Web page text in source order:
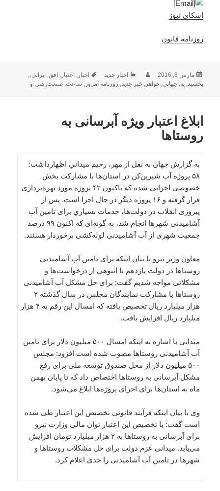
اسکای نیوز
روزنامه قانون
ارسال
شده
مارس 8, 2016 نویسندهدسته‌ها
اخبار جدید برچسب‌ها
اخبار, اعتبار, افق, ایرانی،,
بخشید,به,جهانی,جواهر,خبر جدید, روزنامه امروز, ساعت,صنعت,هنر, و
ابلاغ اعتبار ویژه آبرسانی به
روستاها
به گزارش جهان به نقل از مهر، رحيم ميداني اظهارداشت:
۵۸ پروژه آب شیرین‌کن در استان‌ها با مشارکت بخش
خصوصی اجرایی شده که تاکنون ۴۲ پروژه مورد بهره‌برداری
قرار گرفته و ۱۶ پروژه دیگر در حال اجرا است. پس از
پیروزی انقلاب در دولت‌ها، خدمات بسياري برای تامین آب
آشامیدنی شهرها انجام شد، به‌ گونه‌ای که اکنون ۹۹ درصد
جمعیت شهری از آب آشامیدنی لوله‌کشی برخوردار هستند.
معاون وزیر نیرو با بیان اینکه برای تامین آب آشامیدنی
روستاها در دولت یازدهم با انبوهی از درخواست‌ها و
مشکلاتی مواجه شدیم گفت: برای حل مشکل آب آشامیدنی
روستاها با مشارکت نمایندگان مجلس در سال گذشته ۲
هزار میلیارد ریال تخصیص یافته که امسال این رقم به ۴ هزار
میلیارد ریال افزایش یافت.
میدانی با اشاره به اینکه امسال ۵۰۰ میلیون دلار برای تامین
آب آشامیدنی روستاها مصوب شده است افزود: مجلس
۵۰۰ میلیون دلار از محل صندوق توسعه ملی برای رفع
مشکل آبرسانی به روستاها اختصاص داد که تا پایان بهمن
ماه به استان‌ها برای اجرای پروژه‌ها ابلاغ می‌شود.
وی با بیان اینکه فرآیند قانونی تخصیص این اعتبار طی شده
است گفت: با تخصیص این اعتبار توان مالی وزارت نیرو
برای آبرسانی به روستاها به ۲ هزار میلیارد تومان افزایش
می‌یابد. میدانی عزم دولت برای حل مشکلات روستاها و
شهرها در تامین آب آشامیدنی را جدی اعلام کرد.